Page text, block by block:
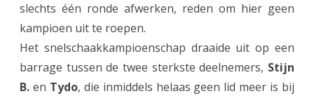
slechts één ronde afwerken, reden om hier geen
kampioen uit te roepen.
Het snelschaakkampioenschap draaide uit op een
barrage tussen de twee sterkste deelnemers, Stijn
B. en Tydo, die inmiddels helaas geen lid meer is bij